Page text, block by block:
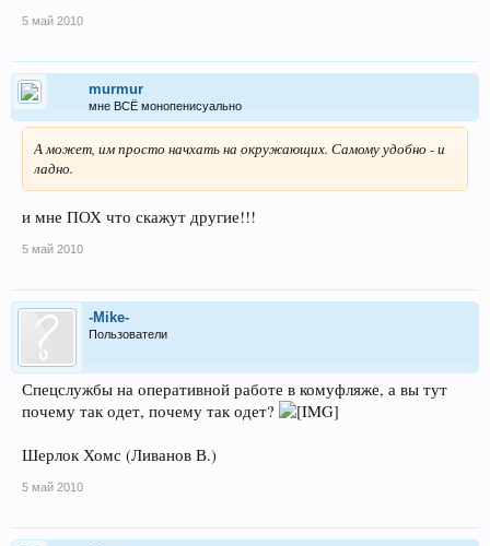
5 май 2010
murmur
мне ВСЁ монопенисуально
А может, им просто начхать на окружающих. Самому удобно - и
ладно.
и мне ПОХ что скажут другие!!!
5 май 2010
-Mike-
Пользователи
Спецслужбы на оперативной работе в комуфляже, а вы тут
почему так одет, почему так одет?
Шерлок Хомс (Ливанов В.)
5 май 2010